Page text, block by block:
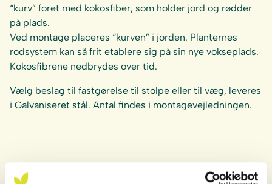
“kurv” foret med kokosfiber, som holder jord og rødder
på plads.
Ved montage placeres “kurven” i jorden. Planternes
rodsystem kan så frit etablere sig på sin nye vokseplads.
Kokosfibrene nedbrydes over tid.
Vælg beslag til fastgørelse til stolpe eller til væg, leveres
i Galvaniseret stål. Antal findes i montagevejledningen.
Dette produkt er ikke lagervare